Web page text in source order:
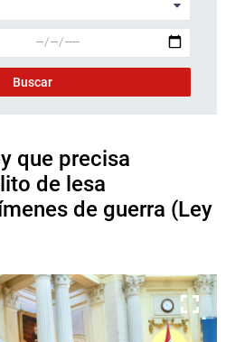
que precisa
de lesa
de guerra (Ley